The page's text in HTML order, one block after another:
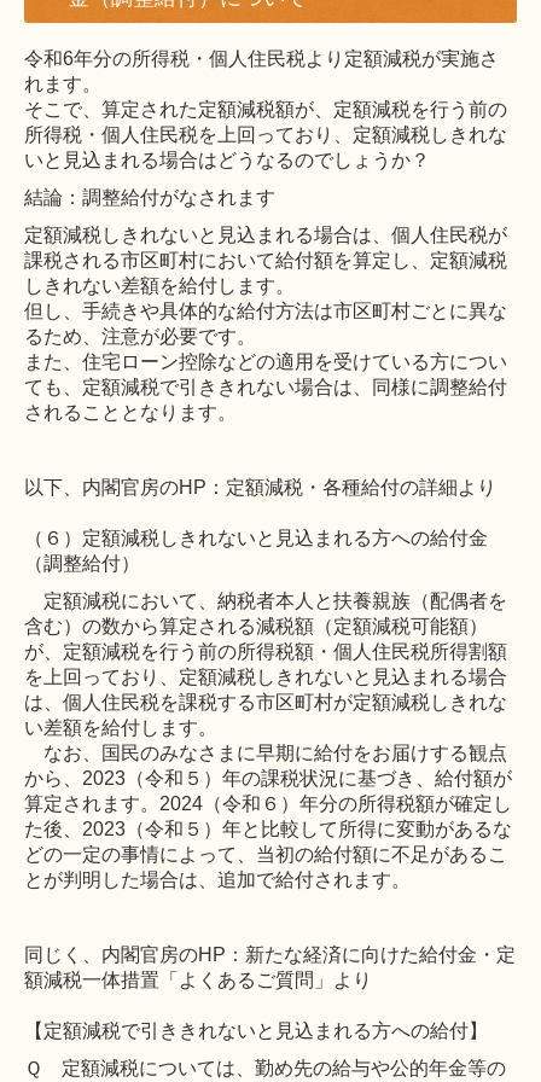
令和6年分の所得税・個人住民税より定額減税が実施さ
れます。
そこで、算定された定額減税額が、定額減税を行う前の
所得税・個人住民税を上回っており、定額減税しきれな
いと見込まれる場合はどうなるのでしょうか？
結論：調整給付がなされます
定額減税しきれないと見込まれる場合は、個人住民税が
課税される市区町村において給付額を算定し、定額減税
しきれない差額を給付します。
但し、手続きや具体的な給付方法は市区町村ごとに異な
るため、注意が必要です。
また、住宅ローン控除などの適用を受けている方につい
ても、定額減税で引ききれない場合は、同様に調整給付
されることとなります。
以下、内閣官房のHP：定額減税・各種給付の詳細より
（６）定額減税しきれないと見込まれる方への給付金
（調整給付）
定額減税において、納税者本人と扶養親族（配偶者を
含む）の数から算定される減税額（定額減税可能額）
が、定額減税を行う前の所得税額・個人住民税所得割額
を上回っており、定額減税しきれないと見込まれる場合
は、個人住民税を課税する市区町村が定額減税しきれな
い差額を給付します。
なお、国民のみなさまに早期に給付をお届けする観点
から、2023（令和５）年の課税状況に基づき、給付額が
算定されます。2024（令和６）年分の所得税額が確定し
た後、2023（令和５）年と比較して所得に変動があるな
どの一定の事情によって、当初の給付額に不足があるこ
とが判明した場合は、追加で給付されます。
同じく、内閣官房のHP：新たな経済に向けた給付金・定
額減税一体措置「よくあるご質問」より
【定額減税で引ききれないと見込まれる方への給付】
Ｑ 定額減税については、勤め先の給与や公的年金等の